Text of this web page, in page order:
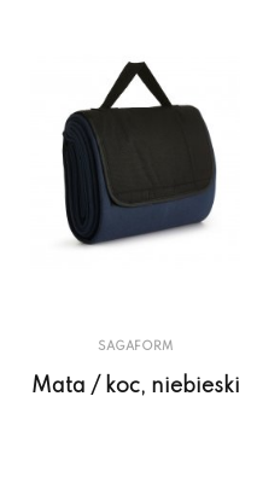
SAGAFORM
Mata / koc, niebieski